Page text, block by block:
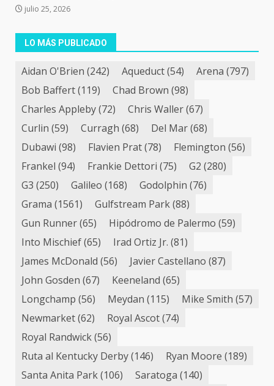
julio 25, 2026
LO MÁS PUBLICADO
Aidan O'Brien (242) Aqueduct(54) Arena (797)
Bob Baffert(119) Chad Brown (98)
Charles Appleby(72) Chris Waller(67)
Curlin (59) Curragh (68) Del Mar(68)
Dubawi (98) Flavien Prat(78) Flemington (56)
Frankel (94) Frankie Dettori (75) G2 (280)
G3 (250) Galileo (168) Godolphin (76)
Grama (1561) Gulfstream Park(88)
Gun Runner(65) Hipódromo de Palermo (59)
Into Mischief(65) Irad Ortiz Jr. (81)
James McDonald (56) Javier Castellano (87)
John Gosden (67) Keeneland (65)
Longchamp (56) Meydan (115) Mike Smith (57)
Newmarket(62) Royal Ascot(74)
Royal Randwick(56)
Ruta al Kentucky Derby(146) Ryan Moore (189)
Santa Anita Park(106) Saratoga (140)